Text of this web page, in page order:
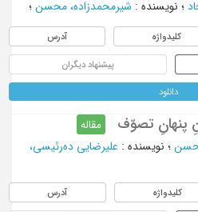
؛ نویسنده: شیرمحمدزاده، محسن؛
کلیدواژه آدرس
پیشنهاد دیگران
دانلود
پنهانِ تصوّف
مقاله
؛ نویسنده: علیرضایی ده‌رئیسی،
کلیدواژه آدرس